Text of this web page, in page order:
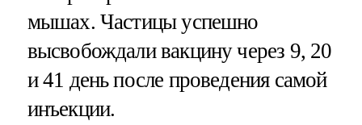
мышах. Частицы успешно
высвобождали вакцину через 9, 20
и 41 день после проведения самой
инъекции.